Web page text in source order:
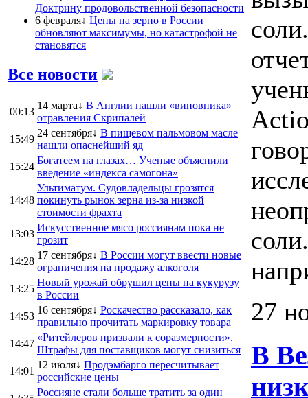
Доктрину продовольственной безопасности
6 февраля↓ Цены на зерно в России
обновляют максимумы, но катастрофой не
становятся
Все новости
00:13
14 марта↓ В Англии нашли «виновника»
отравления Скрипалей
15:49
24 сентября↓ В пищевом пальмовом масле
нашли опаснейший яд
15:24
Богатеем на глазах… Ученые объяснили
введение «индекса самогона»
14:48
Ультиматум. Судовладельцы грозятся
покинуть рынок зерна из-за низкой
стоимости фрахта
13:03
Искусственное мясо россиянам пока не
грозит
14:28
17 сентября↓ В России могут ввести новые
ограничения на продажу алкоголя
13:25
Новый урожай обрушил цены на кукурузу
в России
14:53
16 сентября↓ Роскачество рассказало, как
правильно прочитать маркировку товара
14:47
«Ритейлеров призвали к соразмерности».
Штрафы для поставщиков могут снизиться
14:01
12 июля↓ Продэмбарго пересчитывает
российские цены
Россияне стали больше тратить за один
27
В